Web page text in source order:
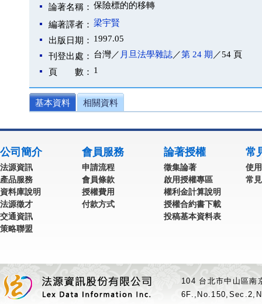
論著名稱： 保險標的的移轉
編著譯者： 梁宇賢
出版日期： 1997.05
刊登出處： 台灣／ 月旦法學雜誌／第 24 期 ／54 頁
頁 數： 1
基本資料 相關資料
公司簡介
法源資訊
產品服務
資料庫說明
法源徵才
交通資訊
策略聯盟
會員服務
申請流程
會員條款
授權費用
付款方式
論著授權
徵集論著
啟用授權專區
權利金計算說明
授權合約書下載
投稿基本資料表
常
使
常
104 台北市中山區